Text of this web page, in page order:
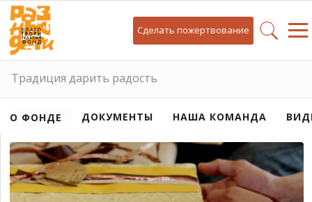
Сделать пожертвование
Традиция дарить радость
О ФОНДЕ ДОКУМЕНТЫ НАША КОМАНДА